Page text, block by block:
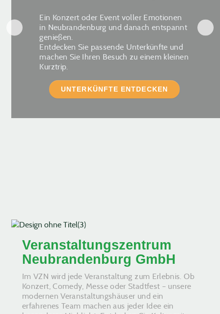
Ein Konzert oder Event voller Emotionen
in Neubrandenburg und danach entspannt
genießen.
Entdecken Sie passende Unterkünfte und
machen Sie Ihren Besuch zu einem kleinen
Kurztrip.
UNTERKÜNFTE ENTDECKEN
Veranstaltungszentrum
Neubrandenburg GmbH
Im VZN wird jede Veranstaltung zum Erlebnis. Ob
Konzert, Comedy, Messe oder Stadtfest – unsere
modernen Veranstaltungshäuser und ein
erfahrenes Team machen aus jeder Idee ein